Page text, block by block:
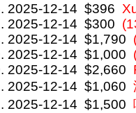
2025-12-14 $396
2025-12-14 $300
2025-12-14 $1,790
2025-12-14 $1,000
2025-12-14 $2,660
2025-12-14 $1,060
2025-12-14 $1,500